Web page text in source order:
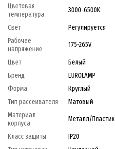
Цветовая
температура
3000-6500K
Свет
Регулируется
Рабочее
напряжение
175-265V
Цвет
Белый
Бренд
EUROLAMP
Форма
Круглый
Тип рассеивателя
Матовый
Материал
корпуса
Металл/Пластик
Класс защиты
IP20